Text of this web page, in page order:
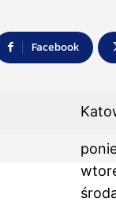
Facebook